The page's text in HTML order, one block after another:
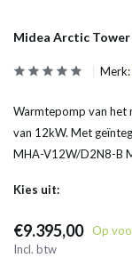
Midea Arctic
Merk:
Warmtepomp van het
van 12kW. Met
MHA-V12W/D2N8-B
Kies uit:
€9.395,00
Op
Incl. btw